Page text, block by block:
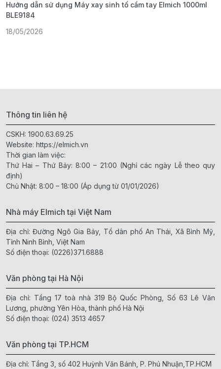
Hướng dẫn sử dụng Máy xay sinh tố cầm tay Elmich 1000ml
BLE9184
18/05/2026
Thông tin liên hệ
CSKH: 1900.63.69.25
Website: https://elmich.vn
Thời gian làm việc:
Thứ Hai – Thứ Bảy: 8:00 – 21:00 (Nghỉ các ngày Lễ theo quy
định)
Chủ Nhật: 8:00 – 18:00 (Áp dụng từ 01/01/2026)
Nhà máy Elmich tại Việt Nam
Địa chỉ: Đường Ngô Gia Bảy, Tổ dân phố An Thái, Xã Bình Mỹ,
Tỉnh Ninh Bình, Việt Nam
Số điện thoại: (0226)371.6888
Văn phòng tại Hà Nội
Địa chỉ: Tầng 17 toà nhà 319 Bộ Quốc Phòng, Số 63 Lê Văn
Lương, phường Yên Hòa, thành phố Hà Nội
Số điện thoại: (024) 3513 4657
Văn phòng tại TP.HCM
Địa chỉ: Tầng 3, số 402 Huỳnh Văn Bánh, P. Phú Nhuận,TP.HCM